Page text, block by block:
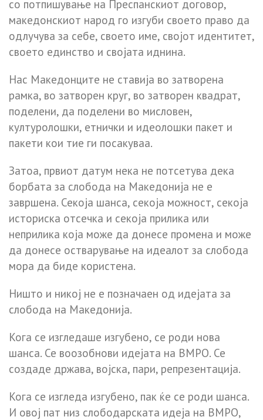
со потпишување на Преспанскиот договор,
македонскиот народ го изгуби своето право да
одлучува за себе, своето име, својот идентитет,
своето единство и својата иднина.
Нас Македонците не ставија во затворена
рамка, во затворен круг, во затворен квадрат,
поделени, да поделени во мисловен,
културолошки, етнички и идеолошки пакет и
пакети кои тие ги посакуваа.
Затоа, првиот датум нека не потсетува дека
борбата за слобода на Македонија не е
завршена. Секоја шанса, секоја можност, секоја
историска отсечка и секоја прилика или
неприлика која може да донесе промена и може
да донесе остварување на идеалот за слобода
мора да биде користена.
Ништо и никој не е позначаен од идејата за
слобода на Македонија.
Кога се изгледаше изгубено, се роди нова
шанса. Се воозобнови идејата на ВМРО. Се
создаде држава, војска, пари, репрезентација.
Кога се изгледа изгубено, пак ќе се роди шанса.
И овој пат низ слободарската идеја на ВМРО,